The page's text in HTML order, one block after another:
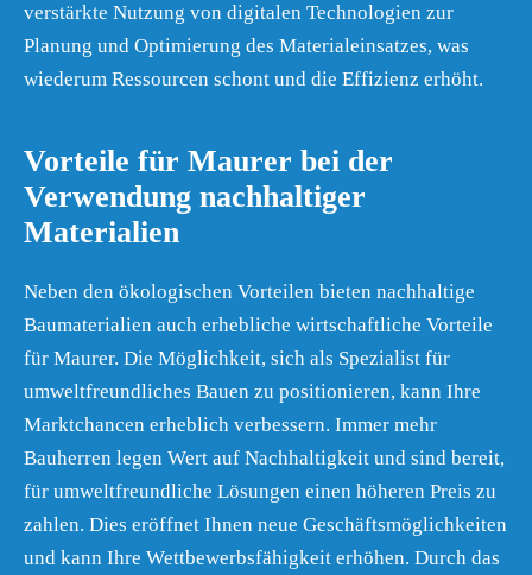
verstärkte Nutzung von digitalen Technologien zur
Planung und Optimierung des Materialeinsatzes, was
wiederum Ressourcen schont und die Effizienz erhöht.
Vorteile für Maurer bei der
Verwendung nachhaltiger
Materialien
Neben den ökologischen Vorteilen bieten nachhaltige
Baumaterialien auch erhebliche wirtschaftliche Vorteile
für Maurer. Die Möglichkeit, sich als Spezialist für
umweltfreundliches Bauen zu positionieren, kann Ihre
Marktchancen erheblich verbessern. Immer mehr
Bauherren legen Wert auf Nachhaltigkeit und sind bereit,
für umweltfreundliche Lösungen einen höheren Preis zu
zahlen. Dies eröffnet Ihnen neue Geschäftsmöglichkeiten
und kann Ihre Wettbewerbsfähigkeit erhöhen. Durch das